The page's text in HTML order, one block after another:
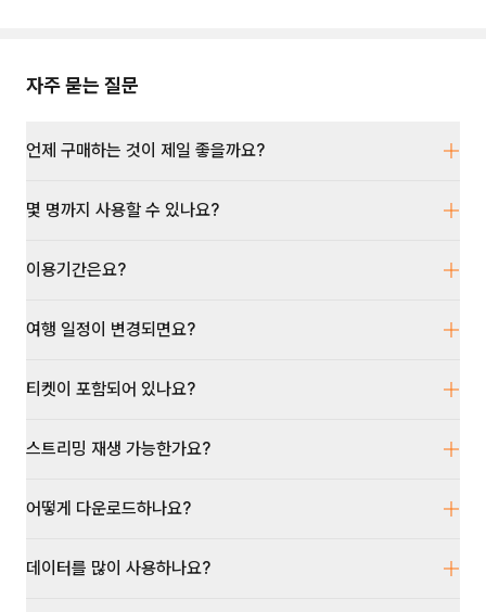
자주 묻는 질문
언제 구매하는 것이 제일 좋을까요?
몇 명까지 사용할 수 있나요?
이용기간은요?
여행 일정이 변경되면요?
티켓이 포함되어 있나요?
스트리밍 재생 가능한가요?
어떻게 다운로드하나요?
데이터를 많이 사용하나요?